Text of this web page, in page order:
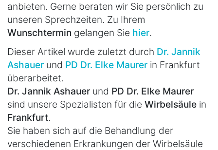
anbieten. Gerne beraten wir Sie persönlich zu
unseren Sprechzeiten. Zu Ihrem
Wunschtermin gelangen Sie hier.
Dieser Artikel wurde zuletzt durch Dr. Jannik
Ashauer und PD Dr. Elke Maurer in Frankfurt
überarbeitet.
Dr. Jannik Ashauer und PD Dr. Elke Maurer
sind unsere Spezialisten für die Wirbelsäule in
Frankfurt.
Sie haben sich auf die Behandlung der
verschiedenen Erkrankungen der Wirbelsäule